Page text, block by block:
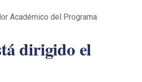
Académico del Programa
dirigido el